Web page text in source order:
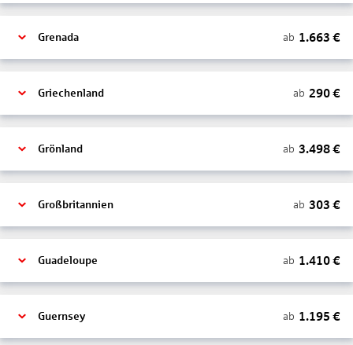
Grenada ab 1.663 €
Griechenland ab 290€
Grönland ab 3.498€
Großbritannien ab 303 €
Guadeloupe ab 1.410€
Guernsey ab 1.195 €